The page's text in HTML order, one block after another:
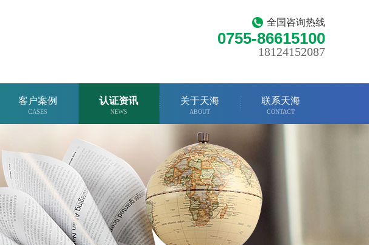
全国咨询热线
0755-86615100
18124152087
客户案例
CASES
认证资讯
NEWS
关于天海
ABOUT
联系天海
CONTACT